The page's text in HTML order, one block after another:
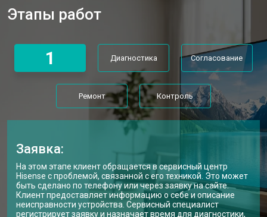
Замена трансформаторов
Этапы работ
1 Диагностика Согласование
Ремонт Контроль
Заявка:
На этом этапе клиент обращается в сервисный центр
Hisense с проблемой, связанной с его техникой. Это может
быть сделано по телефону или через заявку на сайте.
Клиент предоставляет информацию о себе и описание
неисправности устройства. Сервисный специалист
регистрирует заявку и назначает время для диагностики,